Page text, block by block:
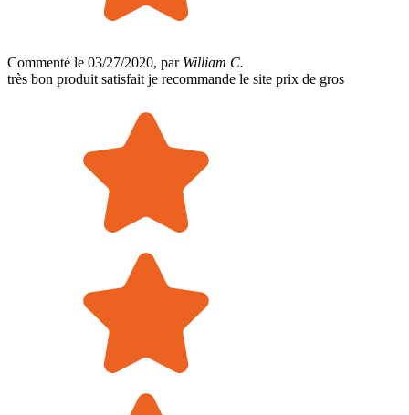
Commenté le 03/27/2020, par William C.
très bon produit satisfait je recommande le site prix de gros